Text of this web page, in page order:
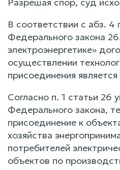
В соответствии с абз. 4
Федерального закона
электроэнергетике»
осуществлении
присоединения
Согласно п. 1 статьи 26
Федерального закона,
присоединение к
хозяйства
потребителей
объектов по